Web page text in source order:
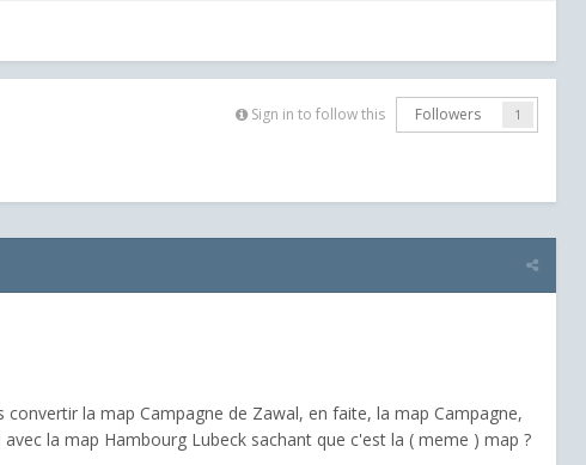
Sign in to follow this Followers 1
la map Campagne de Zawal, en faite, la map Campagne,
la map Hambourg Lubeck sachant que c'est la ( meme ) map ?